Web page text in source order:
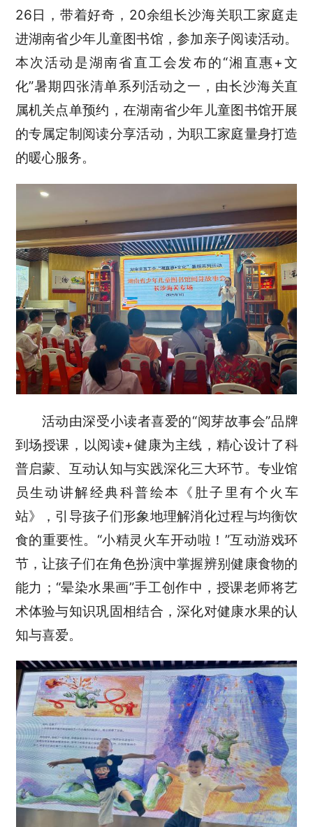
26日，带着好奇，20余组长沙海关职工家庭走
进湖南省少年儿童图书馆，参加亲子阅读活动。
本次活动是湖南省直工会发布的“湘直惠+文
化”暑期四张清单系列活动之一，由长沙海关直
属机关点单预约，在湖南省少年儿童图书馆开展
的专属定制阅读分享活动，为职工家庭量身打造
的暖心服务。
活动由深受小读者喜爱的“阅芽故事会”品牌
到场授课，以阅读+健康为主线，精心设计了科
普启蒙、互动认知与实践深化三大环节。专业馆
员生动讲解经典科普绘本《肚子里有个火车
站》，引导孩子们形象地理解消化过程与均衡饮
食的重要性。“小精灵火车开动啦！”互动游戏环
节，让孩子们在角色扮演中掌握辨别健康食物的
能力；“晕染水果画”手工创作中，授课老师将艺
术体验与知识巩固相结合，深化对健康水果的认
知与喜爱。